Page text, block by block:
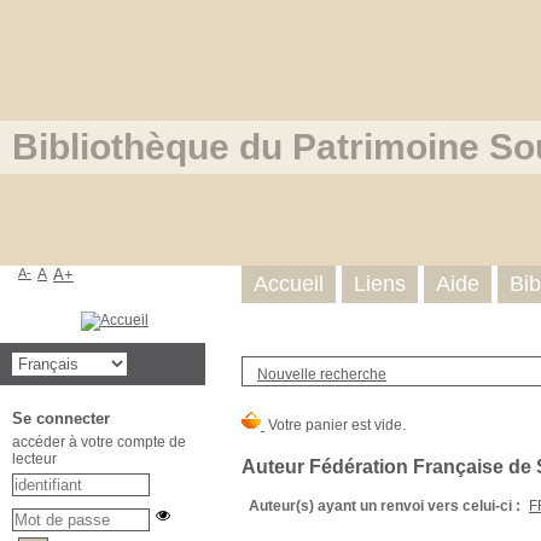
Bibliothèque du Patrimoine
Nouvelle recherche
Auteur Fédération Française de
Auteur(s) ayant un renvoi vers celui-ci :
Accueil Liens Aide
A- A A+
Se connecter
accéder à votre compte de
lecteur